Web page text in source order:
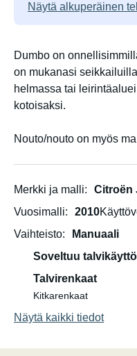
Näytä alkuperäinen
Dumbo on
on mukanasi
helmassa tai
kotoisaksi.
Nouto/nouto on myös
Dumbon ominaisuudet:
- Keittiö (2-liekkinen
ja mausteet)
- Pöytä kahdelle
Merkki ja malli
Citroën
Vuosimalli
2010
Vaihteisto
Manuaali
Soveltuu
Talvirenkaat
Kitkarenkaat
Näytä kaikki tiedot